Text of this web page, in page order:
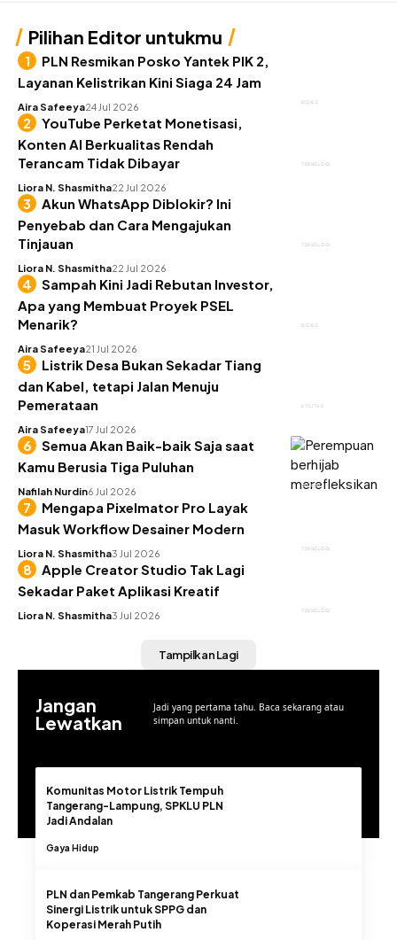
Pilihan Editor untukmu
BISNIS
PLN Resmikan Posko Yantek PIK 2,
Layanan Kelistrikan Kini Siaga 24 Jam
Aira Safeeya24 Jul 2026
TEKNOLOGI
YouTube Perketat Monetisasi,
Konten AI Berkualitas Rendah
Terancam Tidak Dibayar
Liora N. Shasmitha22 Jul 2026
TEKNOLOGI
Akun WhatsApp Diblokir? Ini
Penyebab dan Cara Mengajukan
Tinjauan
Liora N. Shasmitha22 Jul 2026
BISNIS
Sampah Kini Jadi Rebutan Investor,
Apa yang Membuat Proyek PSEL
Menarik?
Aira Safeeya21 Jul 2026
UTILITAS
Listrik Desa Bukan Sekadar Tiang
dan Kabel, tetapi Jalan Menuju
Pemerataan
Aira Safeeya17 Jul 2026
INSIGHT
Semua Akan Baik-baik Saja saat
Kamu Berusia Tiga Puluhan
Nafilah Nurdin6 Jul 2026
TEKNOLOGI
Mengapa Pixelmator Pro Layak
Masuk Workflow Desainer Modern
Liora N. Shasmitha3 Jul 2026
TEKNOLOGI
Apple Creator Studio Tak Lagi
Sekadar Paket Aplikasi Kreatif
Liora N. Shasmitha3 Jul 2026
Tampilkan Lagi
Jangan
Lewatkan
Jadi yang pertama tahu. Baca sekarang atau
simpan untuk nanti.
Komunitas Motor Listrik Tempuh
Tangerang-Lampung, SPKLU PLN
Jadi Andalan
Gaya Hidup
PLN dan Pemkab Tangerang Perkuat
Sinergi Listrik untuk SPPG dan
Koperasi Merah Putih